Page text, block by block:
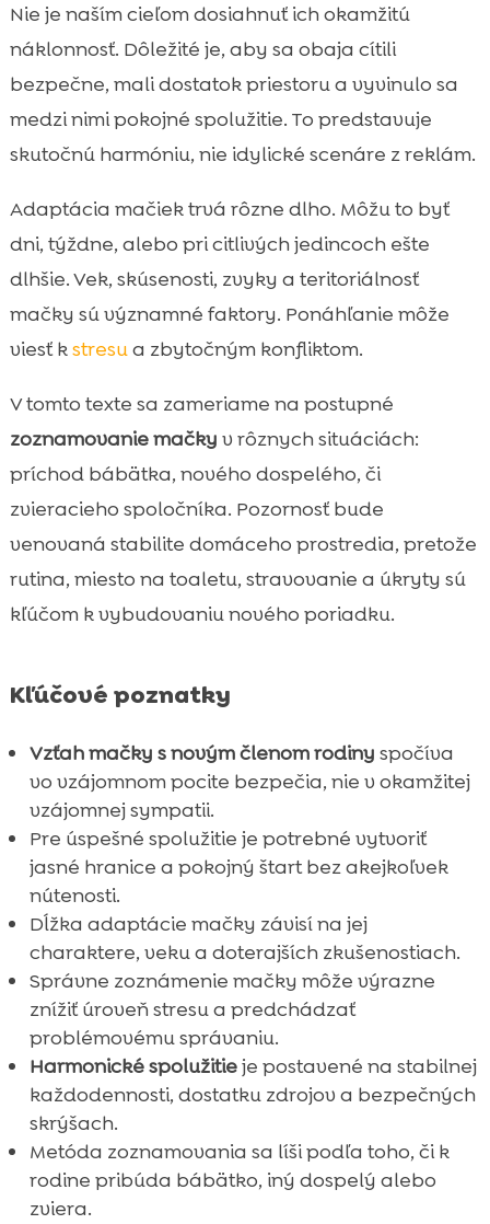
človek
Keď pribudne ďalšie zviera: mačka a pes,
mačka a mačka
 Teritórium a zdroje: misky, škrabadlá,
pelechy a mačacia toaleta
mačka cítila doma
 Strava ako opora pri adaptácii: prečo je
dôležitá stabilita a kvalita
 Mačacia toaleta a čistota: menej stresu
vďaka správnym návykom
jemne a efektívne
 Kedy vyhľadať odborníka: veterinár alebo
behaviorista
Dlhodobé spolunažívanie: ako udržíme
harmonický domov
FAQ
Nie je naším cieľom dosiahnuť ich okamžitú
náklonnosť. Dôležité je, aby sa obaja cítili
bezpečne, mali dostatok priestoru a vyvinulo sa
medzi nimi pokojné spolužitie. To predstavuje
skutočnú harmóniu, nie idylické scenáre z reklám.
Adaptácia mačiek trvá rôzne dlho. Môžu to byť
dni, týždne, alebo pri citlivých jedincoch ešte
dlhšie. Vek, skúsenosti, zvyky a teritoriálnosť
mačky sú významné faktory. Ponáhľanie môže
viesť kstresua zbytočným konfliktom.
V tomto texte sa zameriame na postupné
zoznamovanie mačky v rôznych situáciách:
príchod bábätka, nového dospelého, či
zvieracieho spoločníka. Pozornosť bude
venovaná stabilite domáceho prostredia, pretože
rutina, miesto na toaletu, stravovanie a úkryty sú
kľúčom k vybudovaniu nového poriadku.
Kľúčové poznatky
Vzťah mačky s novým členom rodiny spočíva
vo vzájomnom pocite bezpečia, nie v okamžitej
vzájomnej sympatii.
Pre úspešné spolužitie je potrebné vytvoriť
jasné hranice a pokojný štart bez akejkoľvek
nútenosti.
Dĺžka adaptácie mačky závisí na jej
charaktere, veku a doterajších zkušenostiach.
Správne zoznámenie mačky môže výrazne
znížiť úroveň stresu a predchádzať
problémovému správaniu.
Harmonické spolužitieje postavené na stabilnej
každodennosti, dostatku zdrojov a bezpečných
skrýšach.
Metóda zoznamovania sa líši podľa toho, či k
rodine pribúda bábätko, iný dospelý alebo
zviera.